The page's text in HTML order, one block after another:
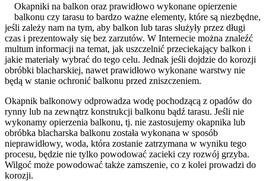
Okapniki na balkon oraz prawidłowo wykonane opierzenie
balkonu czy tarasu to bardzo ważne elementy, które są niezbędne,
jeśli zależy nam na tym, aby balkon lub taras służyły przez długi
czas i prezentowały się bez zarzutów. W Internecie można znaleźć
multum informacji na temat, jak uszczelnić przeciekający balkon i
jakie materiały wybrać do tego celu. Jednak jeśli dojdzie do korozji
obróbki blacharskiej, nawet prawidłowo wykonane warstwy nie
będą w stanie ochronić balkonu przed zniszczeniem.
Okapnik balkonowy odprowadza wodę pochodzącą z opadów do
rynny lub na zewnątrz konstrukcji balkonu bądź tarasu. Jeśli nie
wykonamy opierzenia balkonu, tj. nie zastosujemy okapnika lub
obróbka blacharska balkonu została wykonana w sposób
nieprawidłowy, woda, która zostanie zatrzymana w wyniku tego
procesu, będzie nie tylko powodować zacieki czy rozwój grzyba.
Wilgoć może powodować także zamszenie, co z kolei prowadzi do
korozji.